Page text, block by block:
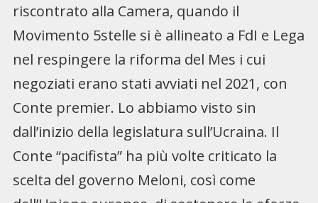
riscontrato alla Camera, quando il
Movimento 5stelle si è allineato a FdI e Lega
nel respingere la riforma del Mes i cui
negoziati erano stati avviati nel 2021, con
Conte premier. Lo abbiamo visto sin
dall’inizio della legislatura sull’Ucraina. Il
Conte “pacifista” ha più volte criticato la
scelta del governo Meloni, così come